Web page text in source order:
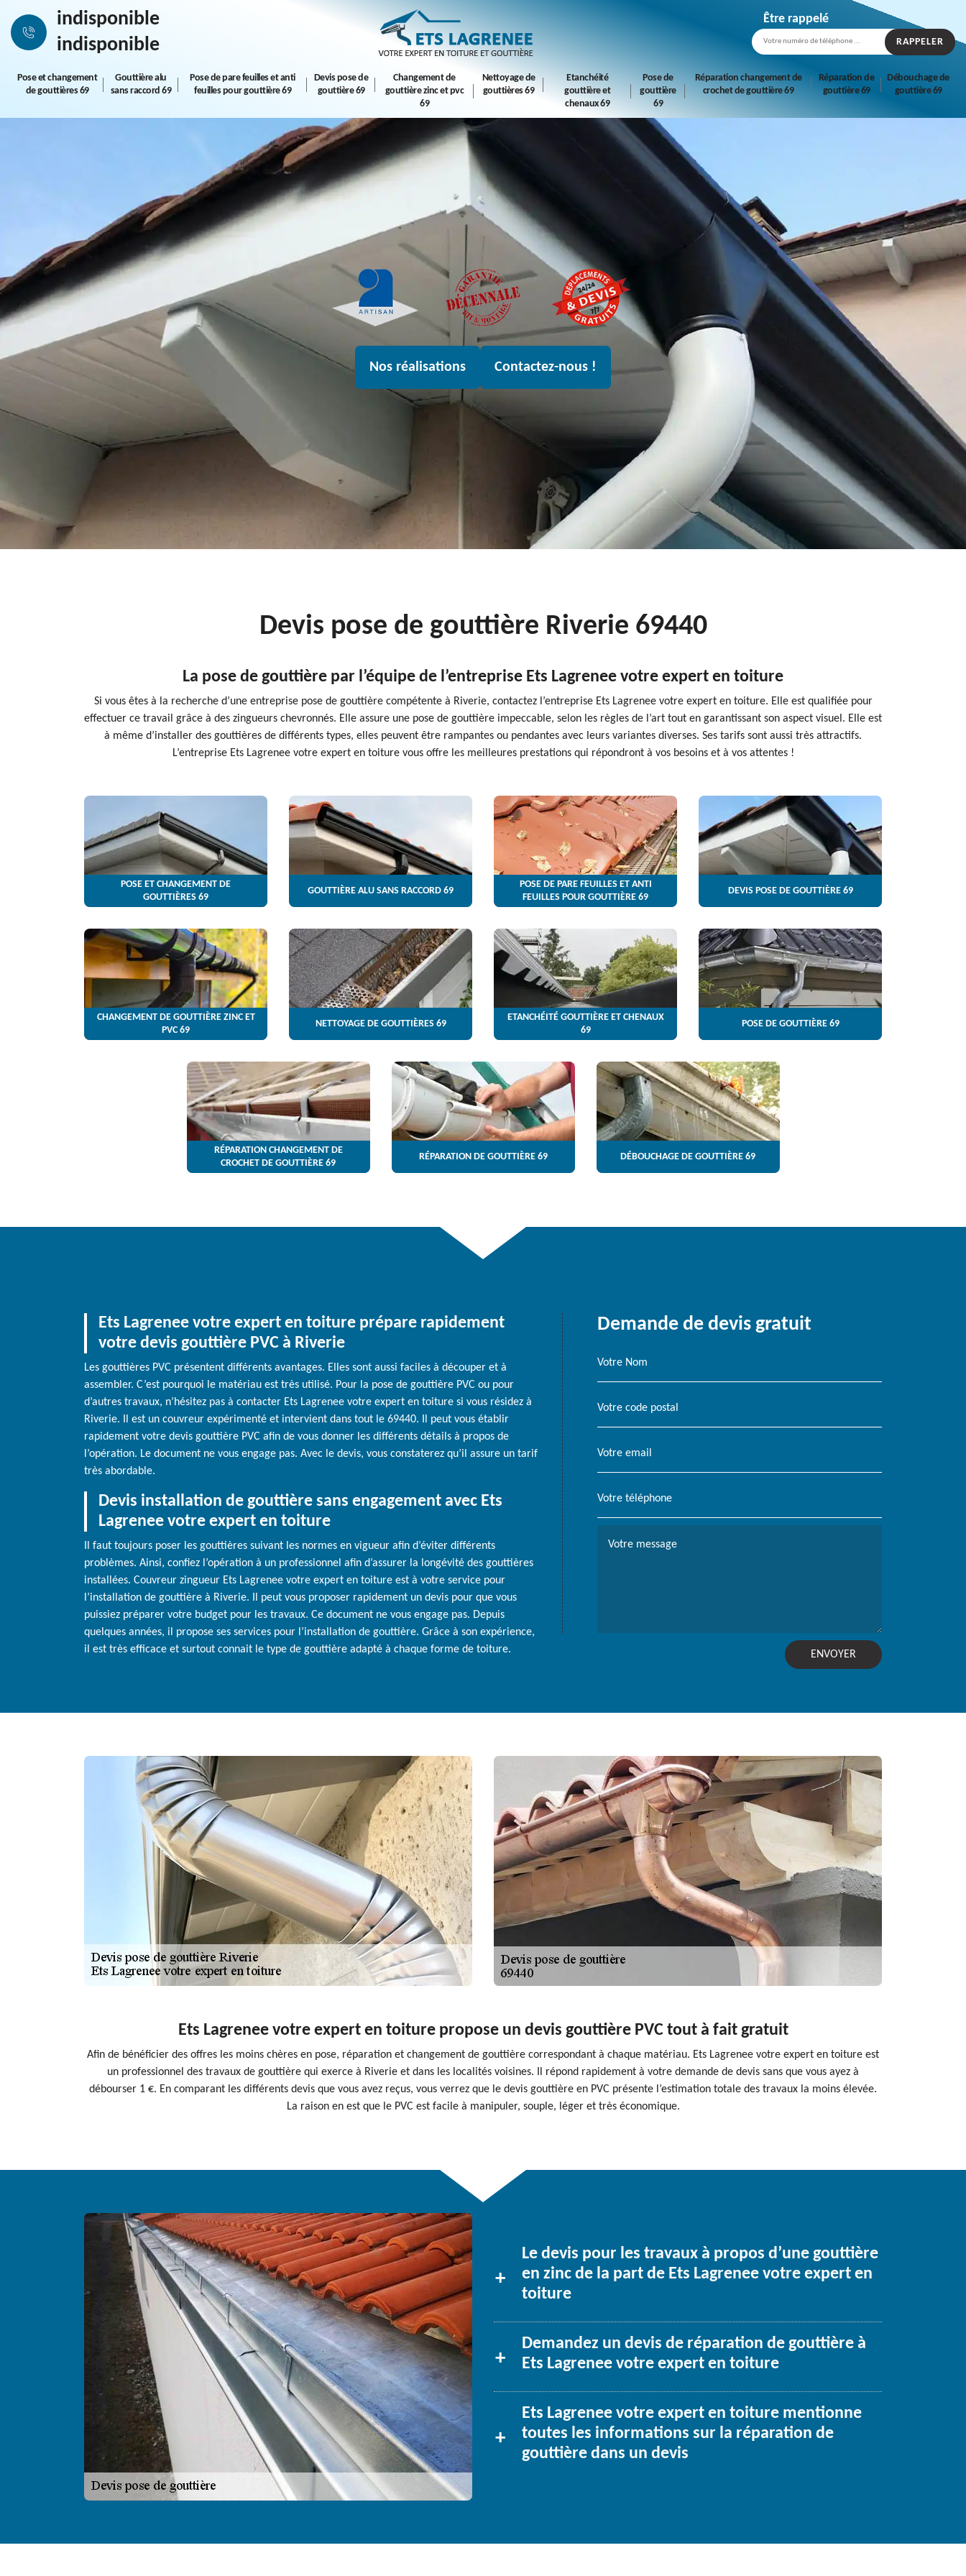
indisponible
indisponible
Être rappelé
Pose et changement
de gouttières 69
Gouttière alu
sans raccord 69
Pose de pare feuilles et anti
feuilles pour gouttière 69
Devis pose de
gouttière 69
Changement de
gouttière zinc et pvc
69
Nettoyage de
gouttières 69
Etanchéité
gouttière et
chenaux 69
Pose de
gouttière
69
Réparation changement de
crochet de gouttière 69
Réparation de
gouttière 69
Débouchage de
gouttière 69
Nos réalisations Contactez-nous !
Devis pose de gouttière Riverie 69440
La pose de gouttière par l’équipe de l’entreprise Ets Lagrenee votre expert en toiture
Si vous êtes à la recherche d’une entreprise pose de gouttière compétente à Riverie, contactez l’entreprise Ets Lagrenee votre expert en toiture. Elle est qualifiée pour
effectuer ce travail grâce à des zingueurs chevronnés. Elle assure une pose de gouttière impeccable, selon les règles de l’art tout en garantissant son aspect visuel. Elle est
à même d’installer des gouttières de différents types, elles peuvent être rampantes ou pendantes avec leurs variantes diverses. Ses tarifs sont aussi très attractifs.
L’entreprise Ets Lagrenee votre expert en toiture vous offre les meilleures prestations qui répondront à vos besoins et à vos attentes !
POSE ET CHANGEMENT DE
GOUTTIÈRES 69
GOUTTIÈRE ALU SANS RACCORD 69
POSE DE PARE FEUILLES ET ANTI
FEUILLES POUR GOUTTIÈRE 69
DEVIS POSE DE GOUTTIÈRE 69
CHANGEMENT DE GOUTTIÈRE ZINC ET
PVC 69
NETTOYAGE DE GOUTTIÈRES 69
ETANCHÉITÉ GOUTTIÈRE ET CHENAUX
69
POSE DE GOUTTIÈRE 69
RÉPARATION CHANGEMENT DE
CROCHET DE GOUTTIÈRE 69
RÉPARATION DE GOUTTIÈRE 69 DÉBOUCHAGE DE GOUTTIÈRE 69
Ets Lagrenee votre expert en toiture prépare rapidement
votre devis gouttière PVC à Riverie
Les gouttières PVC présentent différents avantages. Elles sont aussi faciles à découper et à
assembler. C’est pourquoi le matériau est très utilisé. Pour la pose de gouttière PVC ou pour
d’autres travaux, n’hésitez pas à contacter Ets Lagrenee votre expert en toiture si vous résidez à
Riverie. Il est un couvreur expérimenté et intervient dans tout le 69440. Il peut vous établir
rapidement votre devis gouttière PVC afin de vous donner les différents détails à propos de
l’opération. Le document ne vous engage pas. Avec le devis, vous constaterez qu’il assure un tarif
très abordable.
Devis installation de gouttière sans engagement avec Ets
Lagrenee votre expert en toiture
Il faut toujours poser les gouttières suivant les normes en vigueur afin d’éviter différents
problèmes. Ainsi, confiez l’opération à un professionnel afin d’assurer la longévité des gouttières
installées. Couvreur zingueur Ets Lagrenee votre expert en toiture est à votre service pour
l’installation de gouttière à Riverie. Il peut vous proposer rapidement un devis pour que vous
puissiez préparer votre budget pour les travaux. Ce document ne vous engage pas. Depuis
quelques années, il propose ses services pour l’installation de gouttière. Grâce à son expérience,
il est très efficace et surtout connait le type de gouttière adapté à chaque forme de toiture.
Demande de devis gratuit
Ets Lagrenee votre expert en toiture propose un devis gouttière PVC tout à fait gratuit
Afin de bénéficier des offres les moins chères en pose, réparation et changement de gouttière correspondant à chaque matériau. Ets Lagrenee votre expert en toiture est
un professionnel des travaux de gouttière qui exerce à Riverie et dans les localités voisines. Il répond rapidement à votre demande de devis sans que vous ayez à
débourser 1 €. En comparant les différents devis que vous avez reçus, vous verrez que le devis gouttière en PVC présente l’estimation totale des travaux la moins élevée.
La raison en est que le PVC est facile à manipuler, souple, léger et très économique.
Le devis pour les travaux à propos d’une gouttière
en zinc de la part de Ets Lagrenee votre expert en
toiture
Demandez un devis de réparation de gouttière à
Ets Lagrenee votre expert en toiture
Ets Lagrenee votre expert en toiture mentionne
toutes les informations sur la réparation de
gouttière dans un devis